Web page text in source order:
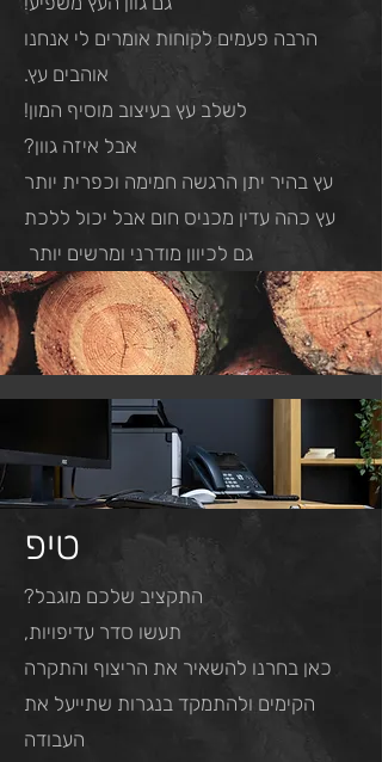
הרבה פעמים לקוחות אומרים לי אנחנו
אוהבים עץ.
לשלב עץ בעיצוב מוסיף המון!
אבל איזה גוון?
עץ בהיר יתן הרגשה חמימה וכפרית יותר
עץ כהה עדין מכניס חום אבל יכול ללכת
גם לכיוון מודרני ומרשים יותר
טיפ
התקציב שלכם מוגבל?
תעשו סדר עדיפויות,
כאן בחרנו להשאיר את הריצוף והתקרה
הקימים ולהתמקד בנגרות שתייעל את
העבודה